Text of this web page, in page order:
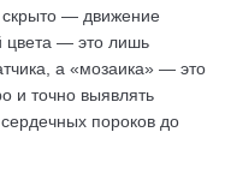
скрыто — движение
цвета — это лишь
а «мозаика» — это
и точно выявлять
пороков до